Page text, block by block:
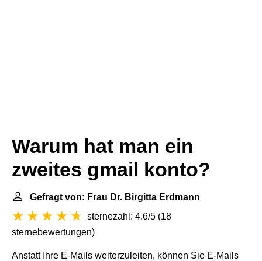
Warum hat man ein
zweites gmail konto?
Gefragt von: Frau Dr. Birgitta Erdmann
sternezahl: 4.6/5 (18
sternebewertungen)
Anstatt Ihre E-Mails weiterzuleiten, können Sie E-Mails